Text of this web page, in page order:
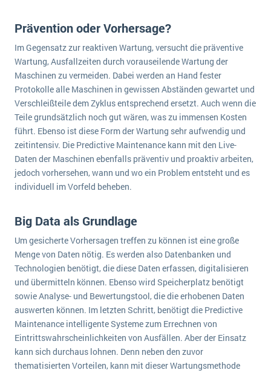
Versorgung
ERP News
SAP übernimmt Reltio für eine bessere
Datenintegration
Die „SaaSpocalypse“: Was ist das und was bedeutet es für die Zukunft von Unternehmenssoftware?
NACHRICHTENARCHIV
Prävention oder Vorhersage?
Im Gegensatz zur reaktiven Wartung, versucht die präventive
Wartung, Ausfallzeiten durch vorauseilende Wartung der
Maschinen zu vermeiden. Dabei werden an Hand fester
Protokolle alle Maschinen in gewissen Abständen gewartet und
Verschleißteile dem Zyklus entsprechend ersetzt. Auch wenn die
Teile grundsätzlich noch gut wären, was zu immensen Kosten
führt. Ebenso ist diese Form der Wartung sehr aufwendig und
zeitintensiv. Die Predictive Maintenance kann mit den Live-
Daten der Maschinen ebenfalls präventiv und proaktiv arbeiten,
jedoch vorhersehen, wann und wo ein Problem entsteht und es
individuell im Vorfeld beheben.
Big Data als Grundlage
Um gesicherte Vorhersagen treffen zu können ist eine große
Menge von Daten nötig. Es werden also Datenbanken und
Technologien benötigt, die diese Daten erfassen, digitalisieren
und übermitteln können. Ebenso wird Speicherplatz benötigt
sowie Analyse- und Bewertungstool, die die erhobenen Daten
auswerten können. Im letzten Schritt, benötigt die Predictive
Maintenance intelligente Systeme zum Errechnen von
Eintrittswahrscheinlichkeiten von Ausfällen. Aber der Einsatz
kann sich durchaus lohnen. Denn neben den zuvor
thematisierten Vorteilen, kann mit dieser Wartungsmethode